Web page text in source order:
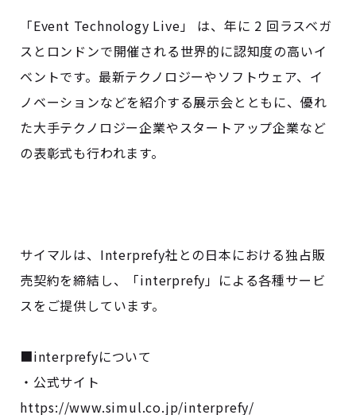
「Event Technology Live」 は、年に 2 回ラスベガ
スとロンドンで開催される世界的に認知度の高いイ
ベントです。最新テクノロジーやソフトウェア、イ
ノベーションなどを紹介する展示会とともに、優れ
た大手テクノロジー企業やスタートアップ企業など
の表彰式も行われます。
サイマルは、Interprefy社との日本における独占販
売契約を締結し、「interprefy」による各種サービ
スをご提供しています。
■interprefyについて
・公式サイト
https://www.simul.co.jp/interprefy/